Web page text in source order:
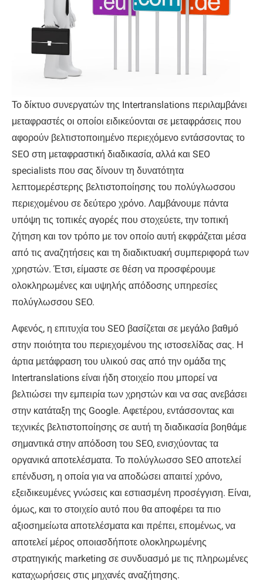
Το δίκτυο συνεργατών της Intertranslations περιλαμβάνει
μεταφραστές οι οποίοι ειδικεύονται σε μεταφράσεις που
αφορούν βελτιστοποιημένο περιεχόμενο εντάσσοντας το
SEO στη μεταφραστική διαδικασία, αλλά και SEO
specialists που σας δίνουν τη δυνατότητα
λεπτομερέστερης βελτιστοποίησης του πολύγλωσσου
περιεχομένου σε δεύτερο χρόνο. Λαμβάνουμε πάντα
υπόψη τις τοπικές αγορές που στοχεύετε, την τοπική
ζήτηση και τον τρόπο με τον οποίο αυτή εκφράζεται μέσα
από τις αναζητήσεις και τη διαδικτυακή συμπεριφορά των
χρηστών. Έτσι, είμαστε σε θέση να προσφέρουμε
ολοκληρωμένες και υψηλής απόδοσης υπηρεσίες
πολύγλωσσου SEO.
Αφενός, η επιτυχία του SEO βασίζεται σε μεγάλο βαθμό
στην ποιότητα του περιεχομένου της ιστοσελίδας σας. Η
άρτια μετάφραση του υλικού σας από την ομάδα της
Intertranslations είναι ήδη στοιχείο που μπορεί να
βελτιώσει την εμπειρία των χρηστών και να σας ανεβάσει
στην κατάταξη της Google. Αφετέρου, εντάσσοντας και
τεχνικές βελτιστοποίησης σε αυτή τη διαδικασία βοηθάμε
σημαντικά στην απόδοση του SEO, ενισχύοντας τα
οργανικά αποτελέσματα. Το πολύγλωσσο SEO αποτελεί
επένδυση, η οποία για να αποδώσει απαιτεί χρόνο,
εξειδικευμένες γνώσεις και εστιασμένη προσέγγιση. Είναι,
όμως, και το στοιχείο αυτό που θα αποφέρει τα πιο
αξιοσημείωτα αποτελέσματα και πρέπει, επομένως, να
αποτελεί μέρος οποιασδήποτε ολοκληρωμένης
στρατηγικής marketing σε συνδυασμό με τις πληρωμένες
καταχωρήσεις στις μηχανές αναζήτησης.